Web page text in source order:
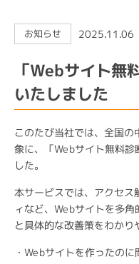
お知らせ 2025.11.06
「Webサイト無
いたしました
このたび当社では、全国
象に、「Webサイト無料
した。
本サービスでは、アクセス
ィなど、Webサイトを多
と具体的な改善策をわかり
Webサイトを作ったのに